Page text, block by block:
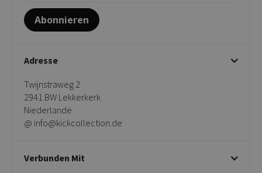
Abonnieren
Adresse
Twijnstraweg 2
2941 BW Lekkerkerk
Niederlande
@ info@kickcollection.de
Verbunden Mit